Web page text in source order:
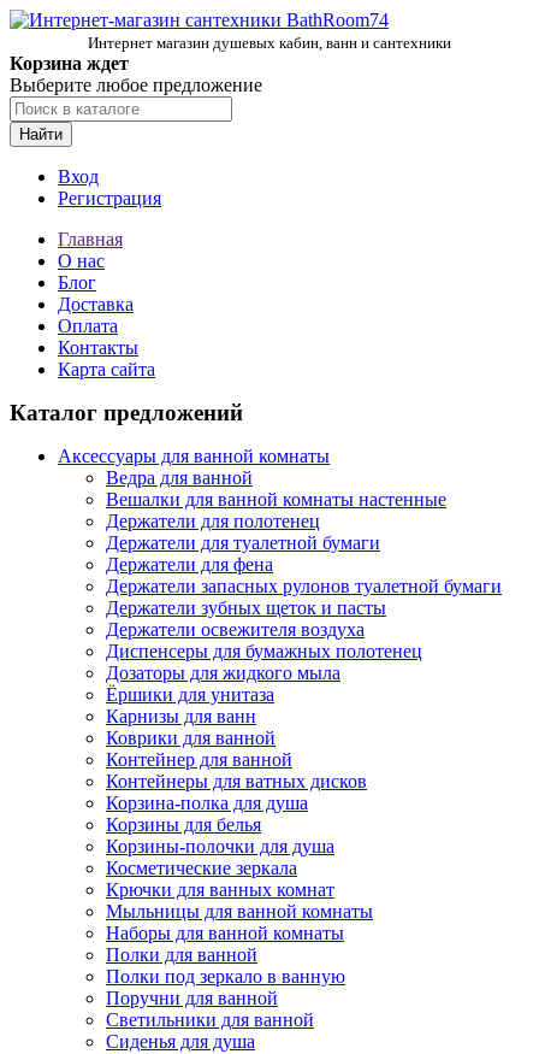
Интернет магазин душевых кабин, ванн и сантехники
Корзина ждет
Выберите любое предложение
Найти
Вход
Регистрация
Главная
О нас
Блог
Доставка
Оплата
Контакты
Карта сайта
Каталог предложений
Аксессуары для ванной комнаты
Ведра для ванной
Вешалки для ванной комнаты настенные
Держатели для полотенец
Держатели для туалетной бумаги
Держатели для фена
Держатели запасных рулонов туалетной бумаги
Держатели зубных щеток и пасты
Держатели освежителя воздуха
Диспенсеры для бумажных полотенец
Дозаторы для жидкого мыла
Ёршики для унитаза
Карнизы для ванн
Коврики для ванной
Контейнер для ванной
Контейнеры для ватных дисков
Корзина-полка для душа
Корзины для белья
Корзины-полочки для душа
Косметические зеркала
Крючки для ванных комнат
Мыльницы для ванной комнаты
Наборы для ванной комнаты
Полки для ванной
Полки под зеркало в ванную
Поручни для ванной
Светильники для ванной
Сиденья для душа